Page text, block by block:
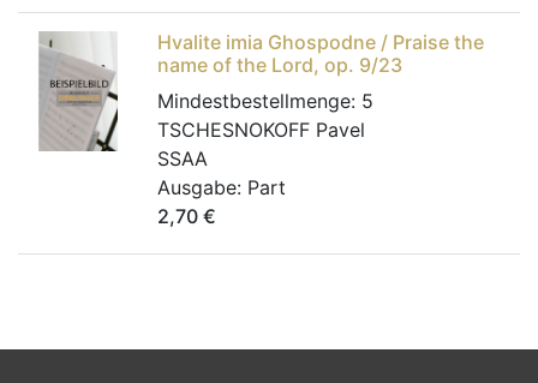
Hvalite imia Ghospodne / Praise the
name of the Lord, op. 9/23
Mindestbestellmenge: 5
TSCHESNOKOFF Pavel
SSAA
Ausgabe: Part
2,70 €